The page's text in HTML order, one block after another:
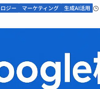
ジー マーケティング 生成AI活用